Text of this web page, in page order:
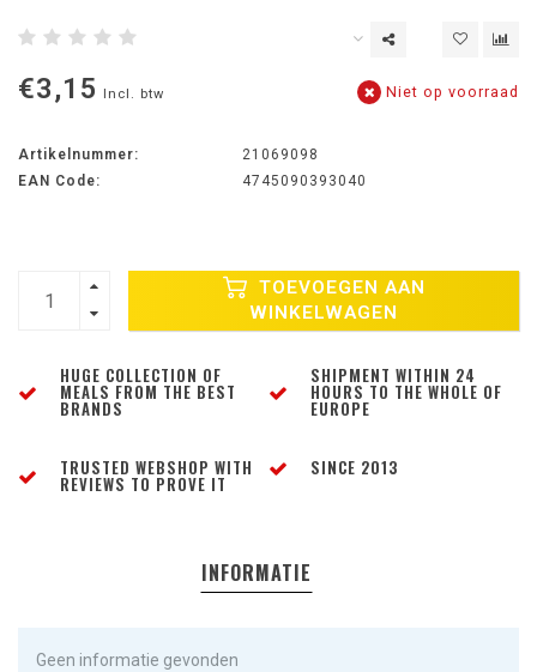
€3,15 Incl. btw Niet op voorraad
Artikelnummer:
21069098
EAN Code:
4745090393040
TOEVOEGEN AAN
WINKELWAGEN
HUGE COLLECTION OF
MEALS FROM THE BEST
BRANDS
SHIPMENT WITHIN 24
HOURS TO THE WHOLE OF
EUROPE
TRUSTED WEBSHOP WITH
REVIEWS TO PROVE IT
SINCE 2013
INFORMATIE
Geen informatie gevonden